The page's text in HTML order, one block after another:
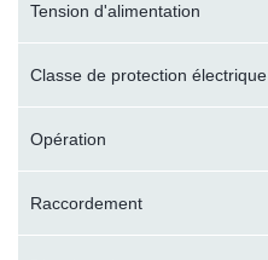
Tension d'alimentation
Classe de protection électrique
Opération
Raccordement